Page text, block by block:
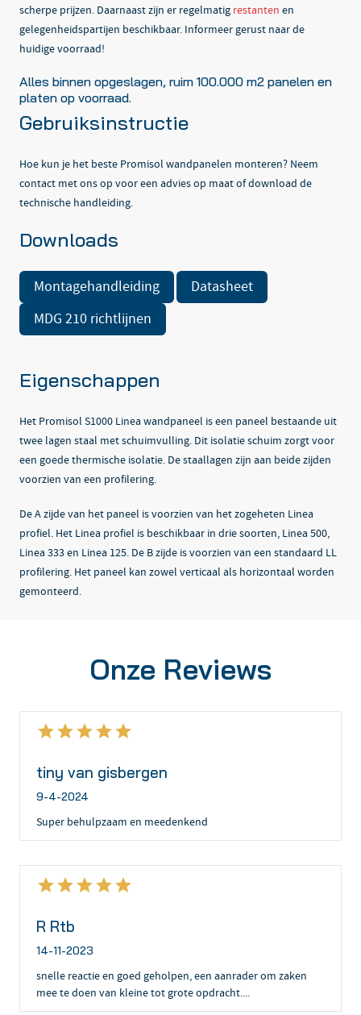
scherpe prijzen. Daarnaast zijn er regelmatig restanten en
gelegenheidspartijen beschikbaar. Informeer gerust naar de
huidige voorraad!
Alles binnen opgeslagen, ruim 100.000 m2 panelen en
platen op voorraad.
Gebruiksinstructie
Hoe kun je het beste Promisol wandpanelen monteren? Neem
contact met ons op voor een advies op maat of download de
technische handleiding.
Downloads
Montagehandleiding
Datasheet
MDG 210 richtlijnen
Eigenschappen
Het Promisol S1000 Linea wandpaneel is een paneel bestaande uit
twee lagen staal met schuimvulling. Dit isolatie schuim zorgt voor
een goede thermische isolatie. De staallagen zijn aan beide zijden
voorzien van een profilering.
De A zijde van het paneel is voorzien van het zogeheten Linea
profiel. Het Linea profiel is beschikbaar in drie soorten, Linea 500,
Linea 333 en Linea 125. De B zijde is voorzien van een standaard LL
profilering. Het paneel kan zowel verticaal als horizontaal worden
gemonteerd.
Onze Reviews
tiny van gisbergen
9-4-2024
Super behulpzaam en meedenkend
R Rtb
14-11-2023
snelle reactie en goed geholpen, een aanrader om zaken
mee te doen van kleine tot grote opdracht....